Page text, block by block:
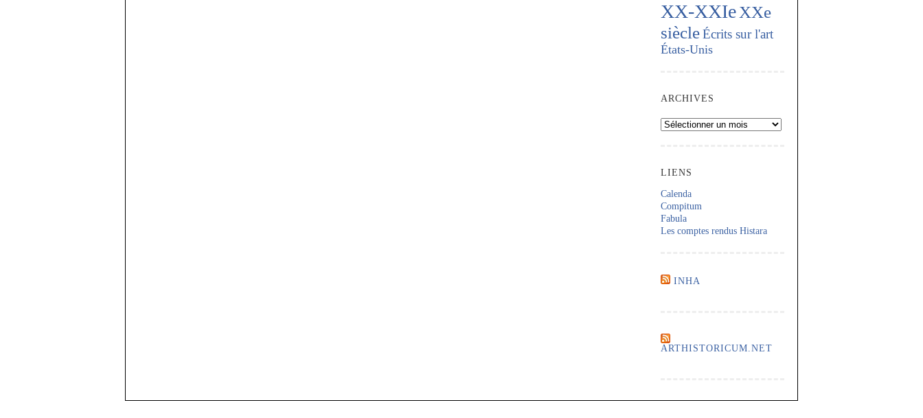
XX-XXIeXXe
siècleÉcrits sur l'art
États-Unis
ARCHIVES
Archives
LIENS
Calenda
Compitum
Fabula
Les comptes rendus Histara
INHA
ARTHISTORICUM.NET